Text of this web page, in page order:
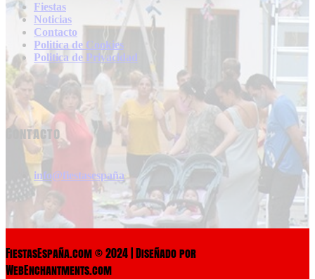
Fiestas
Noticias
Contacto
Politica de Cookies
Politica de Privacidad
Contacto
info@fiestasespaña
FiestasEspaña.com © 2024 | Diseñado por
WebEnchantments.com